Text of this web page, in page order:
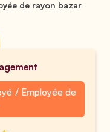
de rayon bazar
/ Employée de